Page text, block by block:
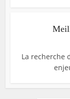
La recherche